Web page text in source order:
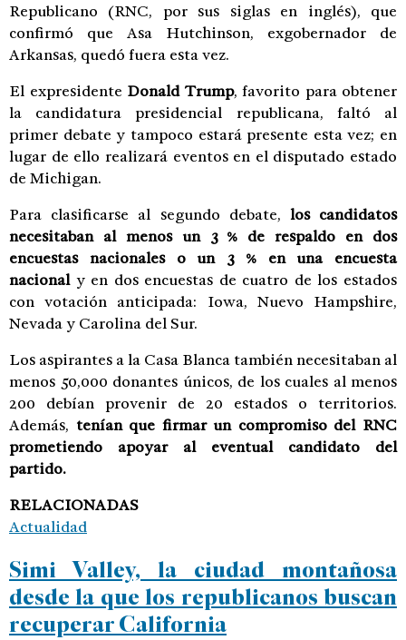
Republicano (RNC, por sus siglas en inglés), que
confirmó que Asa Hutchinson, exgobernador de
Arkansas, quedó fuera esta vez.
El expresidente Donald Trump, favorito para obtener
la candidatura presidencial republicana, faltó al
primer debate y tampoco estará presente esta vez; en
lugar de ello realizará eventos en el disputado estado
de Michigan.
Para clasificarse al segundo debate, los candidatos
necesitaban al menos un 3 % de respaldo en dos
encuestas nacionales o un 3 % en una encuesta
nacionaly en dos encuestas de cuatro de los estados
con votación anticipada: Iowa, Nuevo Hampshire,
Nevada y Carolina del Sur.
Los aspirantes a la Casa Blanca también necesitaban al
menos 50,000 donantes únicos, de los cuales al menos
200 debían provenir de 20 estados o territorios.
Además, tenían que firmar un compromiso del RNC
prometiendo apoyar al eventual candidato del
partido.
RELACIONADAS
Actualidad
Simi Valley, la ciudad montañosa
desde la que los republicanos buscan
recuperar California